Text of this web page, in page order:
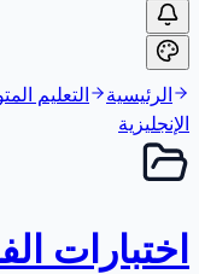
الرئيسية التعليم
الإنجليزية
اختبارات